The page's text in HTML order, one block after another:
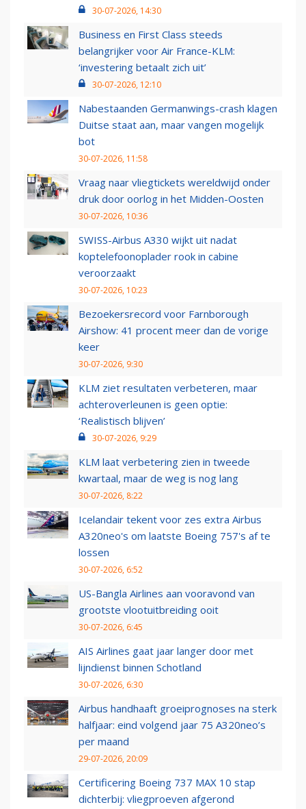
30-07-2026, 14:30
Business en First Class steeds
belangrijker voor Air France-KLM:
‘investering betaalt zich uit’
30-07-2026, 12:10
Nabestaanden Germanwings-crash klagen
Duitse staat aan, maar vangen mogelijk
bot
30-07-2026, 11:58
Vraag naar vliegtickets wereldwijd onder
druk door oorlog in het Midden-Oosten
30-07-2026, 10:36
SWISS-Airbus A330 wijkt uit nadat
koptelefoonoplader rook in cabine
veroorzaakt
30-07-2026, 10:23
Bezoekersrecord voor Farnborough
Airshow: 41 procent meer dan de vorige
keer
30-07-2026, 9:30
KLM ziet resultaten verbeteren, maar
achteroverleunen is geen optie:
‘Realistisch blijven’
30-07-2026, 9:29
KLM laat verbetering zien in tweede
kwartaal, maar de weg is nog lang
30-07-2026, 8:22
Icelandair tekent voor zes extra Airbus
A320neo's om laatste Boeing 757's af te
lossen
30-07-2026, 6:52
US-Bangla Airlines aan vooravond van
grootste vlootuitbreiding ooit
30-07-2026, 6:45
AIS Airlines gaat jaar langer door met
lijndienst binnen Schotland
30-07-2026, 6:30
Airbus handhaaft groeiprognoses na sterk
halfjaar: eind volgend jaar 75 A320neo’s
per maand
29-07-2026, 20:09
Certificering Boeing 737 MAX 10 stap
dichterbij: vliegproeven afgerond